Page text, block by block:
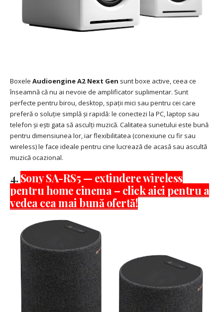
Boxele Audioengine A2 Next Gen sunt boxe active, ceea ce
înseamnă că nu ai nevoie de amplificator suplimentar. Sunt
perfecte pentru birou, desktop, spații mici sau pentru cei care
preferă o soluție simplă și rapidă: le conectezi la PC, laptop sau
telefon și ești gata să asculți muzică. Calitatea sunetului este bună
pentru dimensiunea lor, iar flexibilitatea (conexiune cu fir sau
wireless) le face ideale pentru cine lucrează de acasă sau ascultă
muzică ocazional.
4.Sony SA-RS5 — extindere wireless
pentru home cinema – click aici pentru a
vedea cea mai bună ofertă!